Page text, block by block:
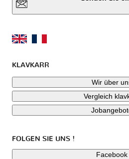
KLAVKARR
Wir über
Vergleich
FOLGEN SIE UNS !
Facebook